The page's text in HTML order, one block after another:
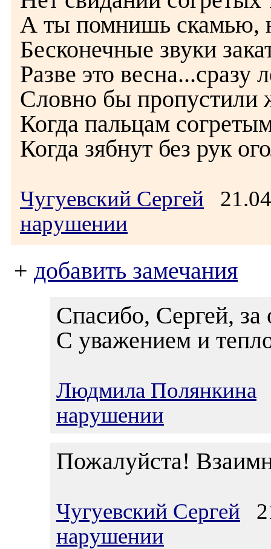
А ты помнишь скамью,
Бесконечные звуки
Разве это весна...сразу
Словно бы пропустили
Когда пальцам
Когда зябнут без рук
Чугуевский Сергей
нарушении
+ добавить замечания
Спасибо, Сергей, за
С уважением и
Людмила Полянкина
нарушении
Пожалуйста!
Чугуевский Сергей
нарушении